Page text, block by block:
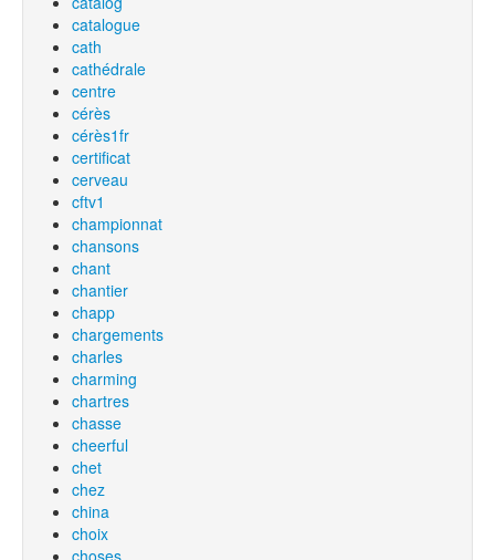
catalogue
cath
cathédrale
centre
cérès
cérès1fr
certificat
cerveau
cftv1
championnat
chansons
chant
chantier
chapp
chargements
charles
charming
chartres
chasse
cheerful
chet
chez
china
choix
choses